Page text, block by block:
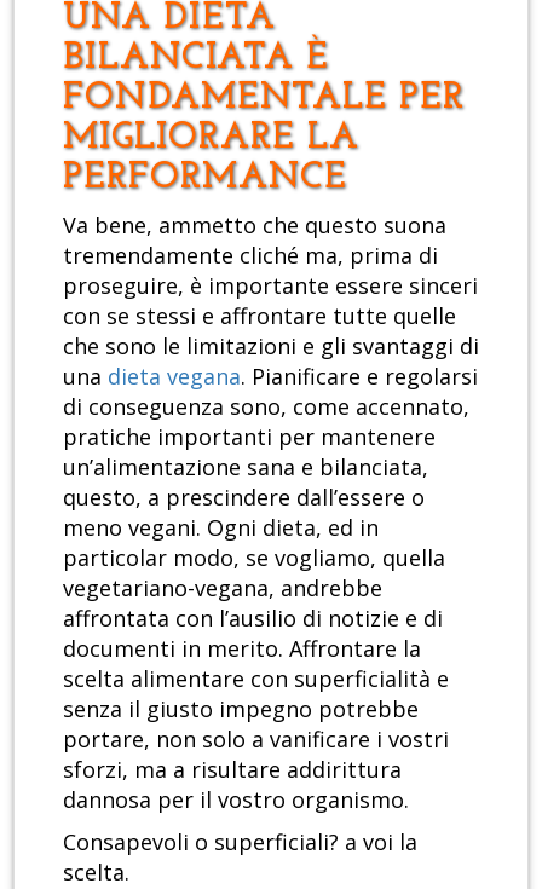
UNA DIETA
BILANCIATA È
FONDAMENTALE PER
MIGLIORARE LA
PERFORMANCE
Va bene, ammetto che questo suona
tremendamente cliché ma, prima di
proseguire, è importante essere sinceri
con se stessi e affrontare tutte quelle
che sono le limitazioni e gli svantaggi di
una dieta vegana. Pianificare e regolarsi
di conseguenza sono, come accennato,
pratiche importanti per mantenere
un’alimentazione sana e bilanciata,
questo, a prescindere dall’essere o
meno vegani. Ogni dieta, ed in
particolar modo, se vogliamo, quella
vegetariano-vegana, andrebbe
affrontata con l’ausilio di notizie e di
documenti in merito. Affrontare la
scelta alimentare con superficialità e
senza il giusto impegno potrebbe
portare, non solo a vanificare i vostri
sforzi, ma a risultare addirittura
dannosa per il vostro organismo.
Consapevoli o superficiali? a voi la
scelta.